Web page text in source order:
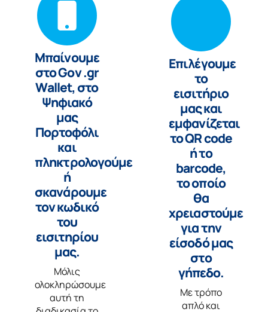
Μπαίνουμε
στο Gov .gr
Wallet, στο
Ψηφιακό
μας
Πορτοφόλι
και
πληκτρολογούμε
ή
σκανάρουμε
τον κωδικό
του
εισιτηρίου
μας.
Μόλις
ολοκληρώσουμε
αυτή τη
Επιλέγουμε
το
εισιτήριο
μας και
εμφανίζεται
το QR code
ή το
barcode,
το οποίο
θα
χρειαστούμε
για την
είσοδό μας
στο
γήπεδο.
Με τρόπο
απλό και